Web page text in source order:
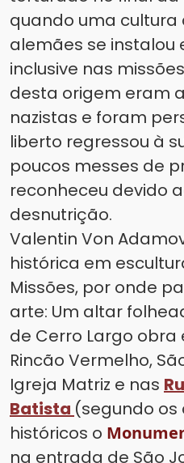
quando uma
alemães se instalou
inclusive nas
desta origem eram
nazistas e foram
liberto regressou à
poucos messes de
reconheceu devido
desnutrição.
Valentin Von
histórica em
Missões, por onde
arte: Um altar
de Cerro Largo
Rincão Vermelho,
Igreja Matriz e nas
Batista (segundo
históricos o
na entrada de São